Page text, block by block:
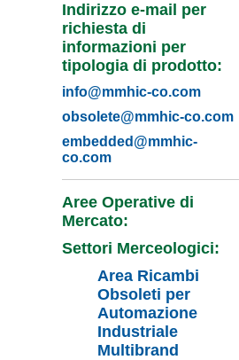
Indirizzo e-mail per
richiesta di
informazioni per
tipologia di prodotto:
info@mmhic-co.com
obsolete@mmhic-co.com
embedded@mmhic-
co.com
Aree Operative di
Mercato:
Settori Merceologici:
Area Ricambi
Obsoleti per
Automazione
Industriale
Multibrand